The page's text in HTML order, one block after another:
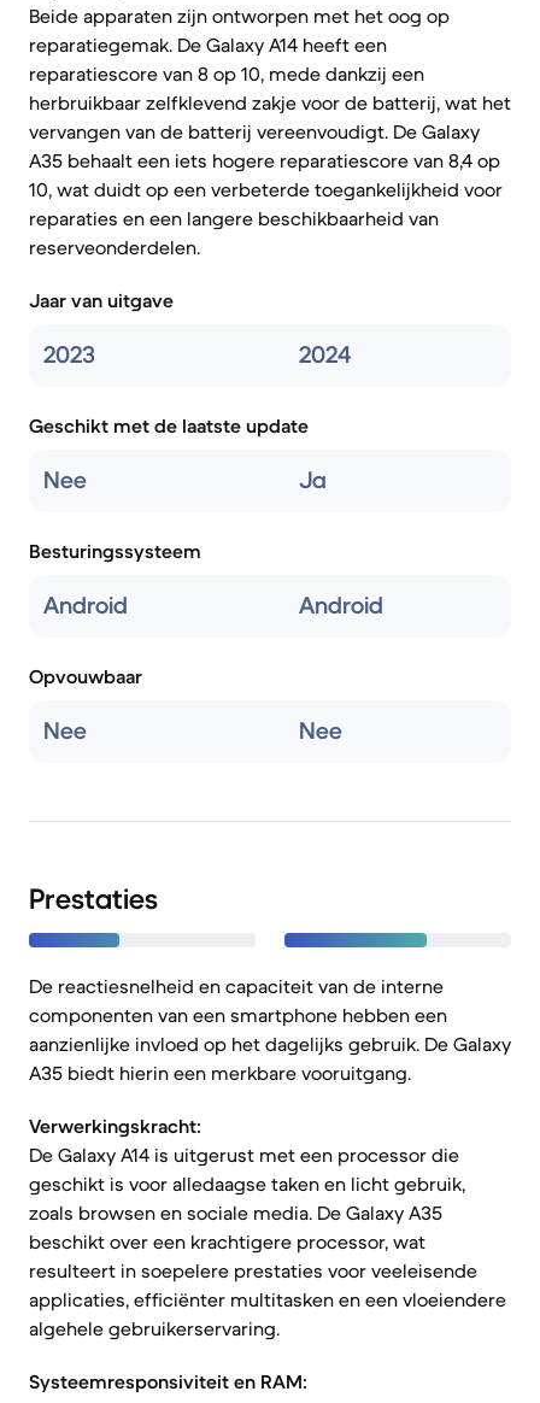
Beide apparaten zijn ontworpen met het oog op
reparatiegemak. De Galaxy A14 heeft een
reparatiescore van 8 op 10, mede dankzij een
herbruikbaar zelfklevend zakje voor de batterij, wat het
vervangen van de batterij vereenvoudigt. De Galaxy
A35 behaalt een iets hogere reparatiescore van 8,4 op
10, wat duidt op een verbeterde toegankelijkheid voor
reparaties en een langere beschikbaarheid van
reserveonderdelen.
Jaar van uitgave
2023 2024
Geschikt met de laatste update
Nee Ja
Besturingssysteem
Android Android
Opvouwbaar
Nee Nee
Prestaties
De reactiesnelheid en capaciteit van de interne
componenten van een smartphone hebben een
aanzienlijke invloed op het dagelijks gebruik. De Galaxy
A35 biedt hierin een merkbare vooruitgang.
Verwerkingskracht:
De Galaxy A14 is uitgerust met een processor die
geschikt is voor alledaagse taken en licht gebruik,
zoals browsen en sociale media. De Galaxy A35
beschikt over een krachtigere processor, wat
resulteert in soepelere prestaties voor veeleisende
applicaties, efficiënter multitasken en een vloeiendere
algehele gebruikerservaring.
Systeemresponsiviteit en RAM: